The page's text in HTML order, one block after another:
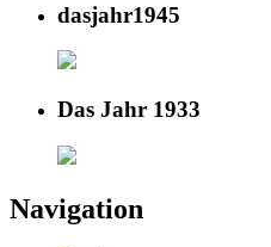
dasjahr1945
Das Jahr 1933
Navigation